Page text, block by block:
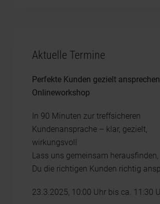
Aktuelle Termine
Perfekte Kunden gezielt
Onlineworkshop
In 90 Minuten zur treffsicheren
Kundenansprache – klar, gezielt,
wirkungsvoll
Lass uns gemeinsam
Du die richtigen Kunden richtig
23.3.2025, 10:00 Uhr bis ca. 11:30